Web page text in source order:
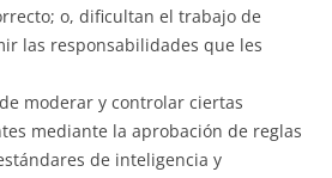
o, dificultan el trabajo de
las responsabilidades que les
moderar y controlar ciertas
mediante la aprobación de reglas
de inteligencia y